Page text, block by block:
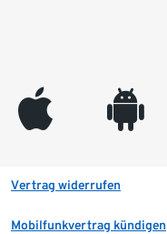
appleinc android
Vertrag widerrufen
Mobilfunkvertrag kündigen